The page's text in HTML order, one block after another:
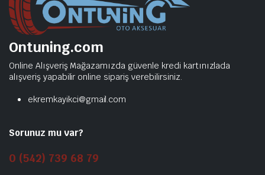
Ontuning.com
Online Alışveriş Mağazamızda güvenle kredi kartınızlada
alışveriş yapabilir online sipariş verebilirsiniz.
ekremkayikci@gmail.com
Sorunuz mu var?
0 (542) 739 68 79